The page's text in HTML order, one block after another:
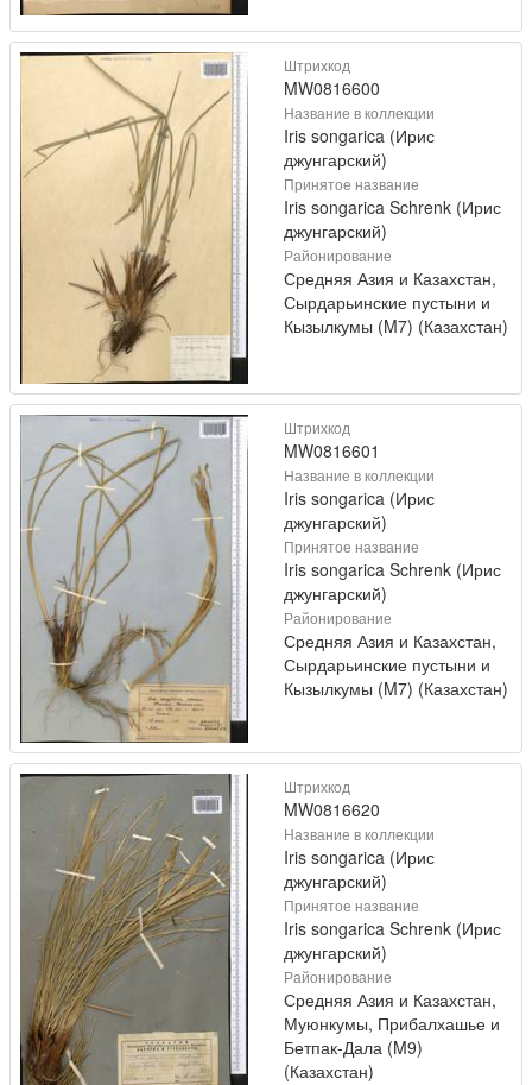
Штрихкод
MW0816600
Название в коллекции
Iris songarica (Ирис
джунгарский)
Принятое название
Iris songarica Schrenk (Ирис
джунгарский)
Районирование
Средняя Азия и Казахстан,
Сырдарьинские пустыни и
Кызылкумы (M7) (Казахстан)
Штрихкод
MW0816601
Название в коллекции
Iris songarica (Ирис
джунгарский)
Принятое название
Iris songarica Schrenk (Ирис
джунгарский)
Районирование
Средняя Азия и Казахстан,
Сырдарьинские пустыни и
Кызылкумы (M7) (Казахстан)
Штрихкод
MW0816620
Название в коллекции
Iris songarica (Ирис
джунгарский)
Принятое название
Iris songarica Schrenk (Ирис
джунгарский)
Районирование
Средняя Азия и Казахстан,
Муюнкумы, Прибалхашье и
Бетпак-Дала (M9)
(Казахстан)